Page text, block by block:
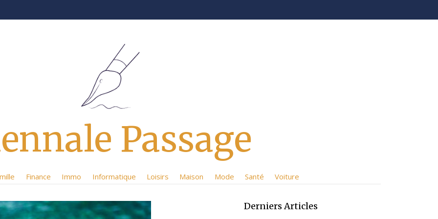
Passage
Finance Immo Informatique Loisirs Maison Mode Santé Voiture
Derniers Articles